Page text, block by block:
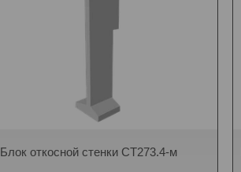
Блок откосной стенки СТ273.4-м